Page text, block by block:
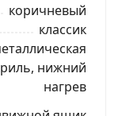
коричневый
классик
нижний
нагрев